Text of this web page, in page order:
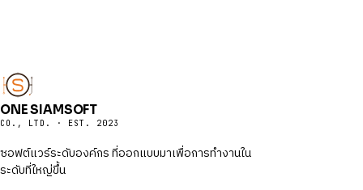
ONE SIAMSOFT
CO., LTD. · EST. 2023
ซอฟต์แวร์ระดับองค์กร ที่ออกแบบมาเพื่อการทำงานใน
ระดับที่ใหญ่ขึ้น